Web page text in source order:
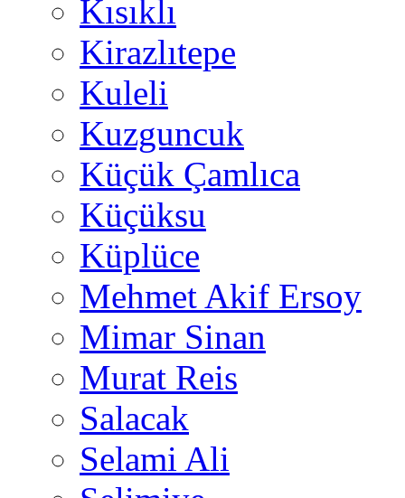
Kısıklı
Kirazlıtepe
Kuleli
Kuzguncuk
Küçük Çamlıca
Küçüksu
Küplüce
Mehmet Akif Ersoy
Mimar Sinan
Murat Reis
Salacak
Selami Ali